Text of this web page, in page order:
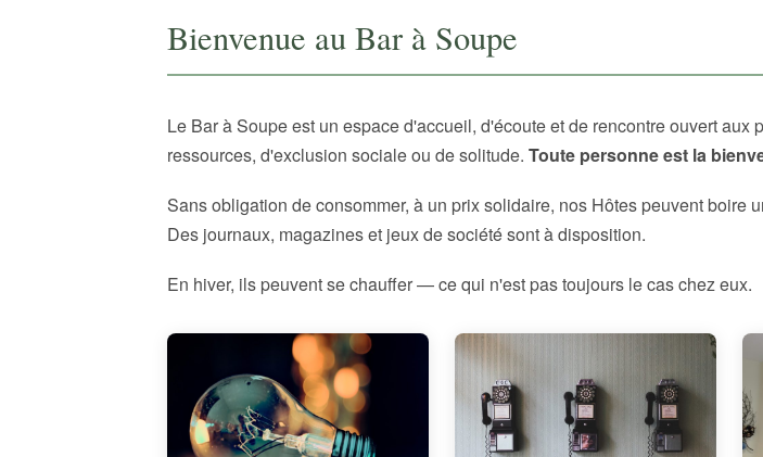
Bienvenue au Bar à Soupe
Le Bar à Soupe est un espace d'accueil, d'écoute et de rencontre ouvert
ressources, d'exclusion sociale ou de solitude. Toute personne est la
Sans obligation de consommer, à un prix solidaire, nos Hôtes peuvent boire
Des journaux, magazines et jeux de société sont à disposition.
En hiver, ils peuvent se chauffer — ce qui n'est pas toujours le cas chez eux.